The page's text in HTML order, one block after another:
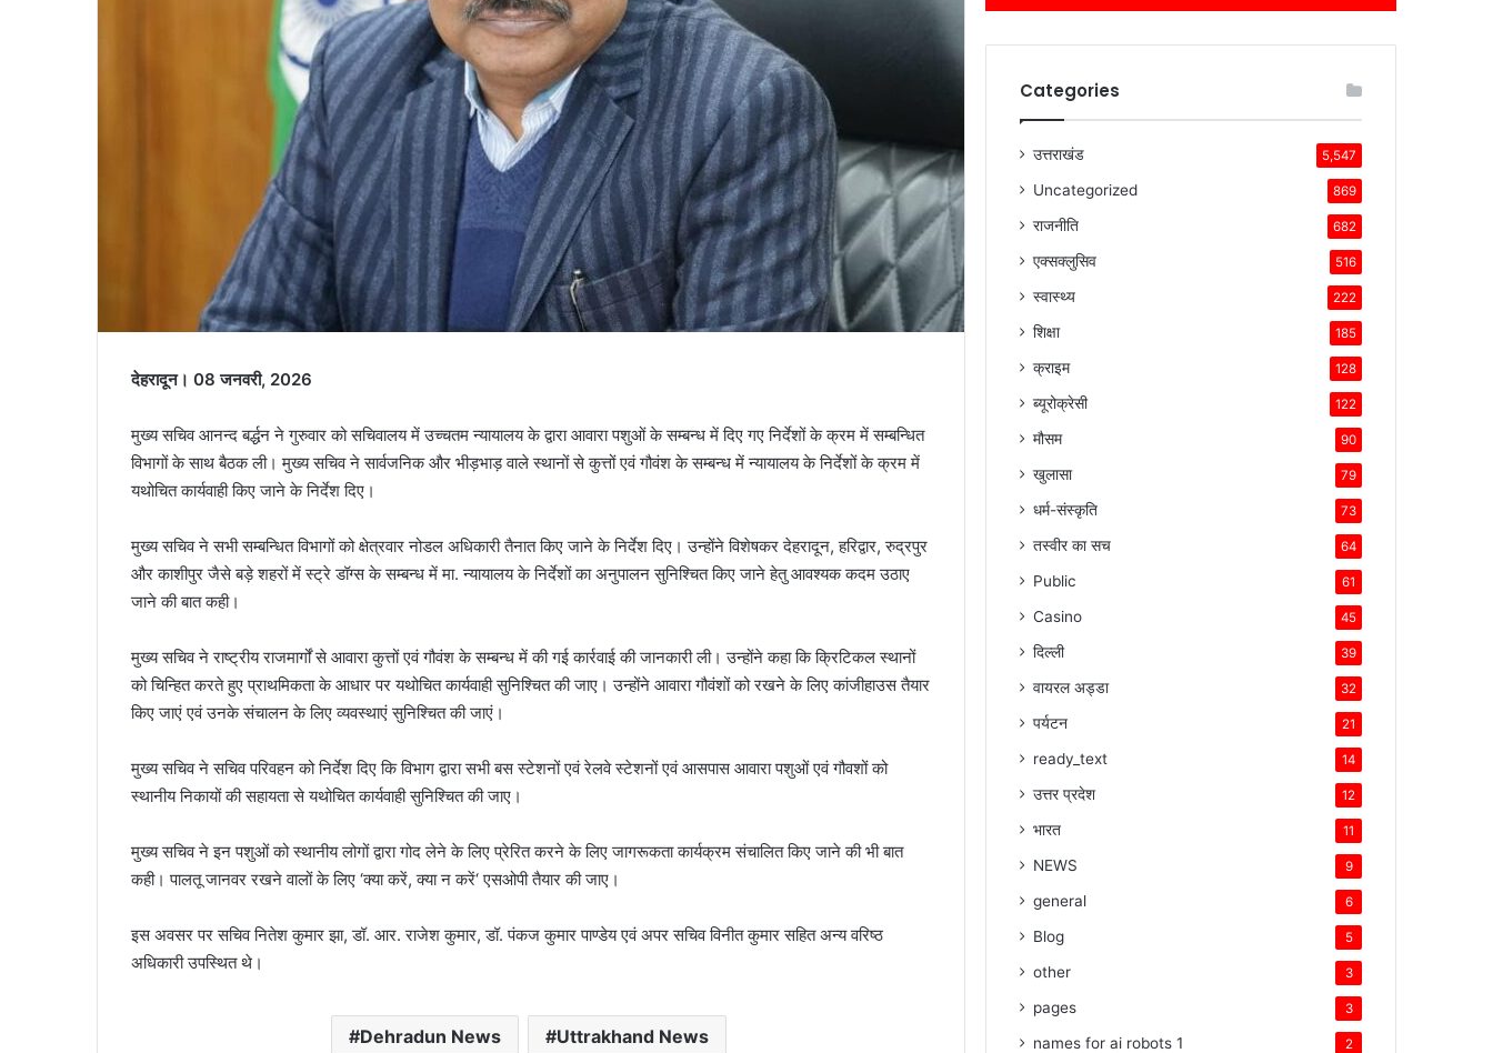
देहरादून। 08 जनवरी, 2026
मुख्य सचिव आनन्द बर्द्धन ने गुरुवार को सचिवालय में उच्चतम न्यायालय के द्वारा आवारा पशुओं के सम्बन्ध में दिए गए निर्देशों के क्रम में सम्बन्धित
विभागों के साथ बैठक ली। मुख्य सचिव ने सार्वजनिक और भीड़भाड़ वाले स्थानों से कुत्तों एवं गौवंश के सम्बन्ध में न्यायालय के निर्देशों के क्रम में
यथोचित कार्यवाही किए जाने के निर्देश दिए।
मुख्य सचिव ने सभी सम्बन्धित विभागों को क्षेत्रवार नोडल अधिकारी तैनात किए जाने के निर्देश दिए। उन्होंने विशेषकर देहरादून, हरिद्वार, रुद्रपुर
और काशीपुर जैसे बड़े शहरों में स्ट्रे डॉग्स के सम्बन्ध में मा. न्यायालय के निर्देशों का अनुपालन सुनिश्चित किए जाने हेतु आवश्यक कदम उठाए
जाने की बात कही।
मुख्य सचिव ने राष्ट्रीय राजमार्गों से आवारा कुत्तों एवं गौवंश के सम्बन्ध में की गई कार्रवाई की जानकारी ली। उन्होंने कहा कि क्रिटिकल स्थानों
को चिन्हित करते हुए प्राथमिकता के आधार पर यथोचित कार्यवाही सुनिश्चित की जाए। उन्होंने आवारा गौवंशों को रखने के लिए कांजीहाउस तैयार
किए जाएं एवं उनके संचालन के लिए व्यवस्थाएं सुनिश्चित की जाएं।
मुख्य सचिव ने सचिव परिवहन को निर्देश दिए कि विभाग द्वारा सभी बस स्टेशनों एवं रेलवे स्टेशनों एवं आसपास आवारा पशुओं एवं गौवशों को
स्थानीय निकायों की सहायता से यथोचित कार्यवाही सुनिश्चित की जाए।
मुख्य सचिव ने इन पशुओं को स्थानीय लोगों द्वारा गोद लेने के लिए प्रेरित करने के लिए जागरूकता कार्यक्रम संचालित किए जाने की भी बात
कही। पालतू जानवर रखने वालों के लिए ‘क्या करें, क्या न करें‘ एसओपी तैयार की जाए।
इस अवसर पर सचिव नितेश कुमार झा, डॉ. आर. राजेश कुमार, डॉ. पंकज कुमार पाण्डेय एवं अपर सचिव विनीत कुमार सहित अन्य वरिष्ठ
अधिकारी उपस्थित थे।
Dehradun News Uttrakhand News
Categories
उत्तराखंड 5,547
Uncategorized 869
राजनीति 682
एक्सक्लुसिव 516
स्वास्थ्य 222
शिक्षा 185
क्राइम 128
ब्यूरोक्रेसी 122
मौसम 90
खुलासा 79
धर्म-संस्कृति 73
तस्वीर का सच 64
Public 61
Casino 45
दिल्ली 39
वायरल अड्डा 32
पर्यटन 21
ready_text 14
उत्तर प्रदेश 12
भारत 11
NEWS 9
general 6
Blog 5
other 3
pages 3
names for ai robots 1 2